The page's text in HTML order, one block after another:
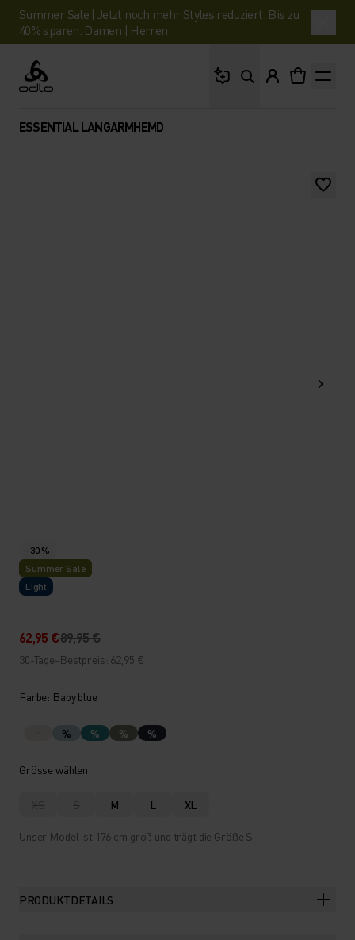
Summer Sale | Jetzt noch mehr Styles reduziert. Bis zu
40% sparen. Damen | Herren
Odlo
ESSENTIAL LANGARMHEMD
-30 %
Summer Sale
Light
62,95 €89,95 €
30-Tage-Bestpreis: 62,95 €
Farbe: Baby blue
% % % %
Grösse wählen
XS S M L XL
Unser Model ist 176 cm groß und trägt die Größe S.
PRODUKTDETAILS